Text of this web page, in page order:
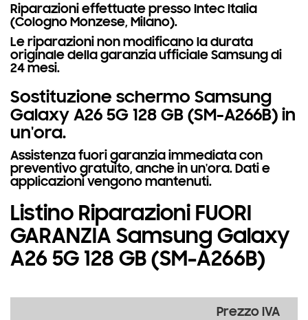
Riparazioni effettuate presso Intec Italia
(Cologno Monzese, Milano).
Le riparazioni non modificano la durata
originale della garanzia ufficiale Samsung di
24 mesi.
Sostituzione schermo Samsung
Galaxy A26 5G 128 GB (SM-A266B) in
un'ora.
Assistenza fuori garanzia immediata con
preventivo gratuito, anche in un'ora. Dati e
applicazioni vengono mantenuti.
Listino Riparazioni FUORI
GARANZIA Samsung Galaxy
A26 5G 128 GB (SM-A266B)
Prezzo IVA